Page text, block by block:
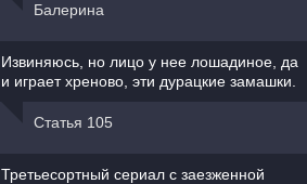
Балерина
Извиняюсь, но лицо у нее лошадиное, да
и играет хреново, эти дурацкие замашки.
Статья 105
Третьесортный сериал с заезженной